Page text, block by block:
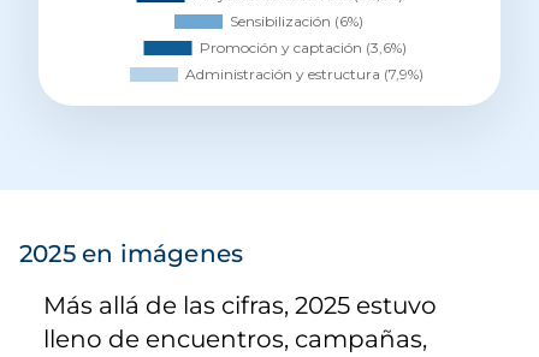
2025 en imágenes
Más allá de las cifras, 2025 estuvo
lleno de encuentros, campañas,